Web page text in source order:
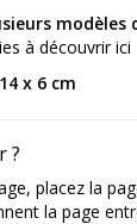
modèles
à découvrir ici
x 6 cm
?
placez la
la page